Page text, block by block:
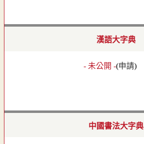
漢語大字典
- 未公開 -(申請)
中國書法大字典